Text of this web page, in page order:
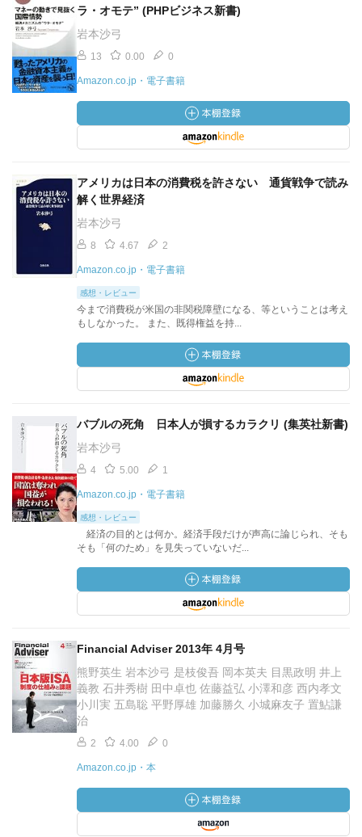
ラ・オモテ” (PHPビジネス新書)
岩本沙弓
13 0.00 0
Amazon.co.jp・電子書籍
アメリカは日本の消費税を許さない 通貨戦争で読み
解く世界経済
岩本沙弓
8 4.67 2
Amazon.co.jp・電子書籍
感想・レビュー
今まで消費税が米国の非関税障壁になる、等ということは考え
もしなかった。 また、既得権益を持...
バブルの死角 日本人が損するカラクリ (集英社新書)
岩本沙弓
4 5.00 1
Amazon.co.jp・電子書籍
感想・レビュー
経済の目的とは何か。経済手段だけが声高に論じられ、そも
そも「何のため」を見失っていないだ...
Financial Adviser 2013年 4月号
熊野英生 岩本沙弓 是枝俊吾 岡本英夫 目黒政明 井上
義教 石井秀樹 田中卓也 佐藤益弘 小澤和彦 西内孝文
小川実 五島聡 平野厚雄 加藤勝久 小城麻友子 置鮎謙
治
2 4.00 0
Amazon.co.jp・本